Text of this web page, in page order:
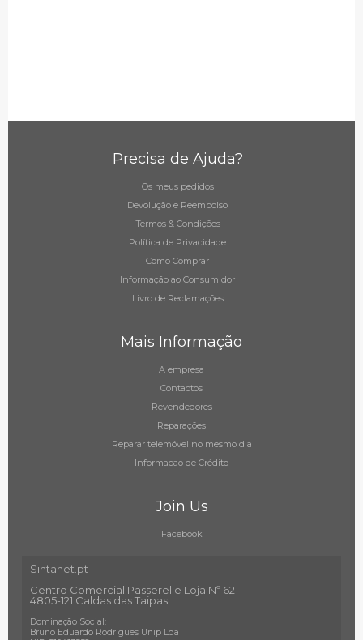
Precisa de Ajuda?
Os meus pedidos
Devolução e Reembolso
Termos & Condições
Política de Privacidade
Como Comprar
Informação ao Consumidor
Livro de Reclamações
Mais Informação
A empresa
Contactos
Revendedores
Reparações
Reparar telemóvel no mesmo dia
Informacao de Crédito
Join Us
Facebook
Sintanet.pt
Centro Comercial Passerelle Loja Nº 62
4805-121 Caldas das Taipas
Dominação Social:
Bruno Eduardo Rodrigues Unip Lda